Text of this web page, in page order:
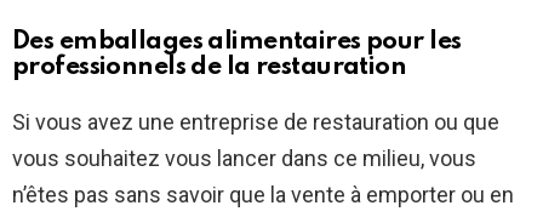
Des emballages alimentaires pour les
professionnels de la restauration
Si vous avez une entreprise de restauration ou que
vous souhaitez vous lancer dans ce milieu, vous
n’êtes pas sans savoir que la vente à emporter ou en